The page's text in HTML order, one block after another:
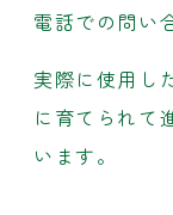
電話での問い
実際に使用し
に育てられて
います。